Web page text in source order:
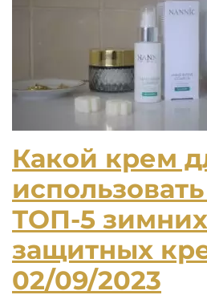
Какой крем
ТОП-5 зимних
защитных
02/09/2023